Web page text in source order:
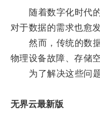
随着数字化时代的
对于数据的需求也愈
然而，传统的数据
物理设备故障、存储
为了解决这些问题
无界云最新版